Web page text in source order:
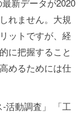
最新データが2020
れません。大規
ットですが、経
に把握すること
めるためには仕
活動調査」 「工